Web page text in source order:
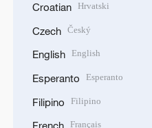
Croatian Hrvatski
Czech Český
English English
Esperanto Esperanto
Filipino Filipino
French Français